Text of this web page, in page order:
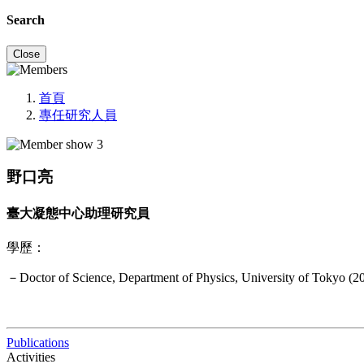
Search
Close
首頁
專任研究人員
野口亮
臺大凝態中心助理研究員
學歷：
－Doctor of Science, Department of Physics, University of Tokyo
Publications
Activities